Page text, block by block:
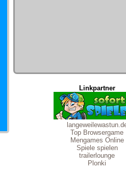
Linkpartner
Top Browsergame
Mengames Online
Spiele spielen
trailerlounge
Plonki